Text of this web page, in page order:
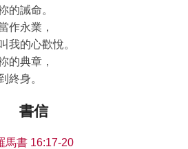
的誡命。
作永業，
我的心歡悅。
的典章，
終身。
書信
馬書 16:17-20